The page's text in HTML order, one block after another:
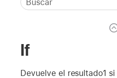
If
Devuelve el resultado1